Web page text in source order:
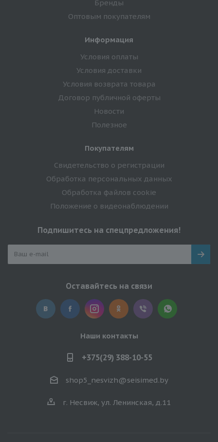
Бренды
Оптовым покупателям
Информация
Условия оплаты
Условия доставки
Условия возврата товара
Договор публичной оферты
Новости
Полезное
Покупателям
Свидетельство о регистрации
Обработка персональных данных
Обработка файлов cookie
Положение о видеонаблюдении
Подпишитесь на спецпредложения!
Оставайтесь на связи
Наши контакты
+375(29) 388-10-55
shop5_nesvizh@seisimed.by
г. Несвиж, ул. Ленинская, д.11